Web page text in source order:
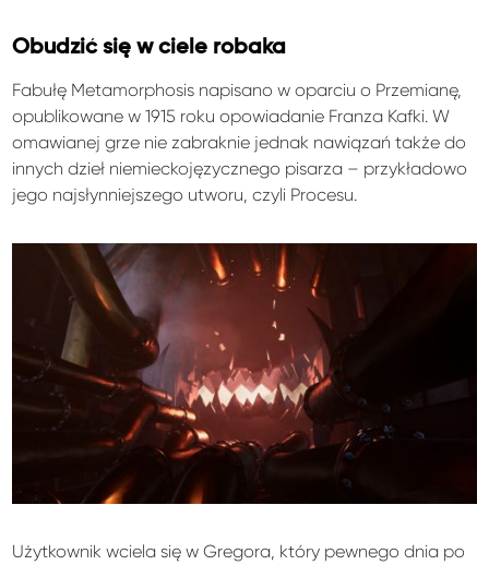
Obudzić się w ciele robaka
Fabułę Metamorphosis napisano w oparciu o Przemianę,
opublikowane w 1915 roku opowiadanie Franza Kafki. W
omawianej grze nie zabraknie jednak nawiązań także do
innych dzieł niemieckojęzycznego pisarza – przykładowo
jego najsłynniejszego utworu, czyli Procesu.
Użytkownik wciela się w Gregora, który pewnego dnia po